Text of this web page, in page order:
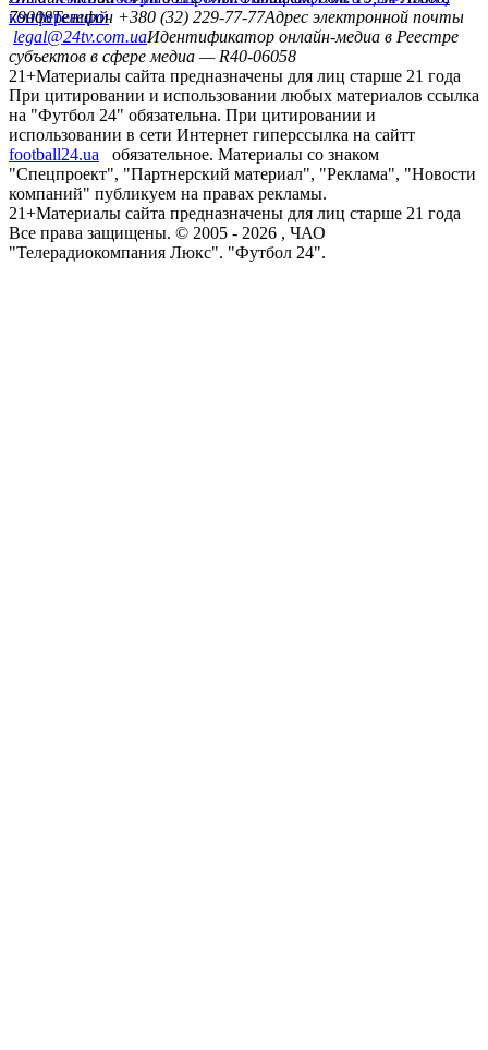
конференций
79008Телефон +380 (32) 229-77-77Адрес электронной почты
legal@24tv.com.uaИдентификатор онлайн-медиа в Реестре
субъектов в сфере медиа — R40-06058
21+Материалы сайта предназначены для лиц старше 21 года
При цитировании и использовании любых материалов ссылка
на "Футбол 24" обязательна. При цитировании и
использовании в сети Интернет гиперссылка на сайтт
football24.ua
обязательное. Материалы со знаком
"Спецпроект", "Партнерский материал", "Реклама", "Новости
компаний" публикуем на правах рекламы.
21+Материалы сайта предназначены для лиц старше 21 года
Все права защищены. © 2005 - 2026 , ЧАО
"Телерадиокомпания Люкс". "Футбол 24".